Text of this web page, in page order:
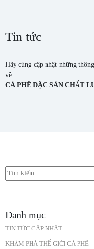
Tin tức
Hãy cùng cập nhật những
về
CÀ PHÊ ĐẶC SẢN CHẤT
Tìm kiếm
Danh mục
TIN TỨC CẬP NHẬT
KHÁM PHÁ THẾ GIỚI CÀ PHÊ